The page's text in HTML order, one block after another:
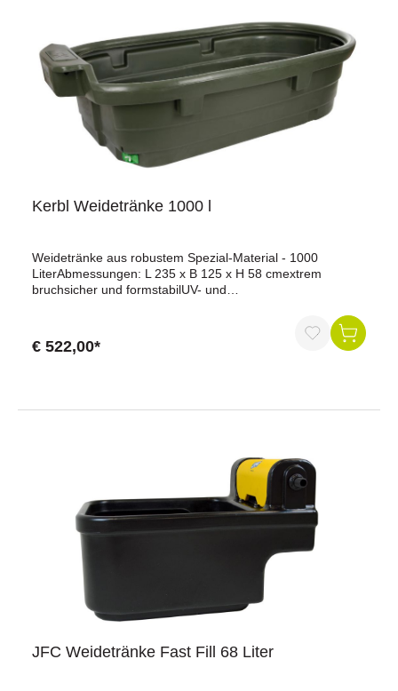
Kerbl Weidetränke 1000 l
Weidetränke aus robustem Spezial-Material - 1000
LiterAbmessungen: L 235 x B 125 x H 58 cmextrem
bruchsicher und formstabilUV- und
gewölbter Innenrandovale Form erlaubt ein einfaches
Verladen in Kleintransportergroßer Ablauf für schnelle
Entleerung (Auslass: Artikel-Nr.: 180374, im Lieferumfang
141464) und XtraFlo (250 l/min bei 3 bar, Artikel-Nr.:
141039)Schwimmerventil nicht im Lieferumfang enthalten!
€ 522,00*
JFC Weidetränke Fast Fill 68 Liter